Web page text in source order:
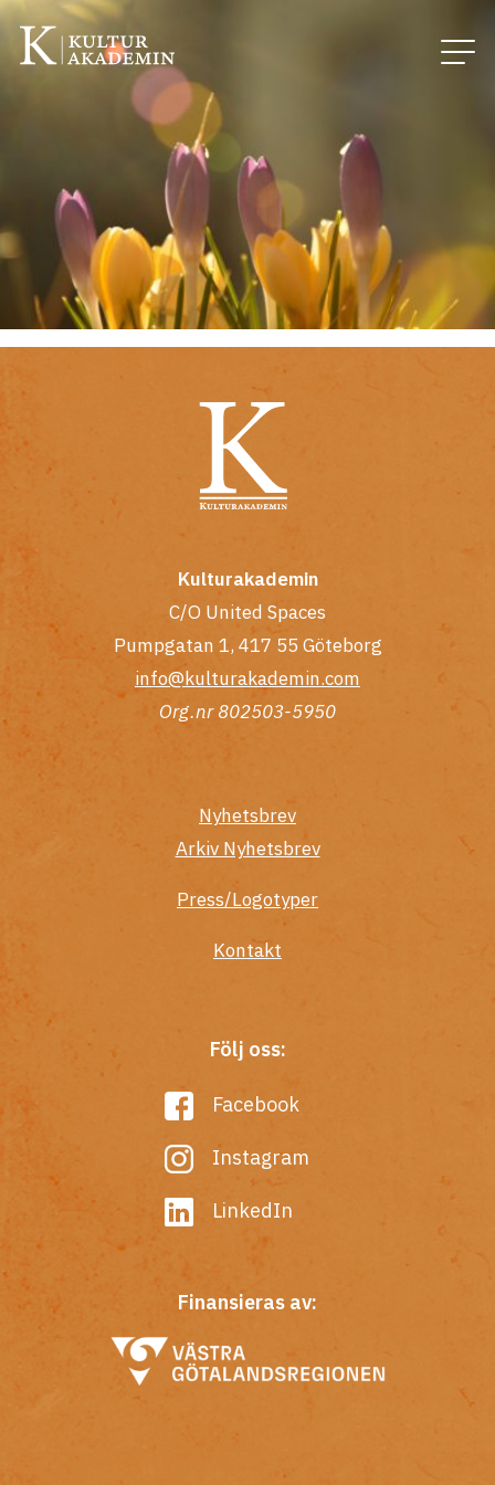
Kulturakademin
C/O United Spaces
Pumpgatan 1, 417 55 Göteborg
info@kulturakademin.com
Org.nr 802503-5950
Nyhetsbrev
Arkiv Nyhetsbrev
Press/Logotyper
Kontakt
Följ oss:
Facebook
Instagram
LinkedIn
Finansieras av: